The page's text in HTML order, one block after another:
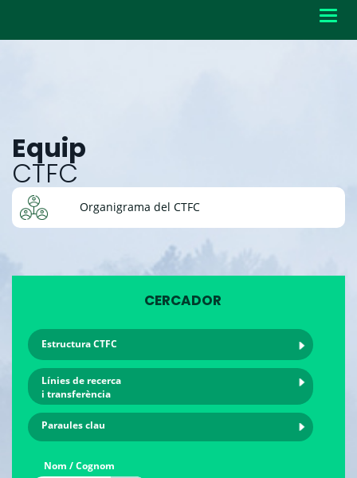
Equip
CTFC
Organigrama del CTFC
CERCADOR
Estructura CTFC
Línies de recerca
i transferència
Paraules clau
Nom / Cognom